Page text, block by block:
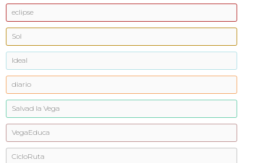
eclipse
Sol
Ideal
diario
Salvad la Vega
VegaEduca
CicloRuta